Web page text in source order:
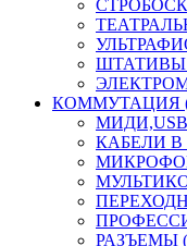
ШТАТИВЫ
КОММУТАЦИЯ
КАБЕЛИ В
РАЗЪЕМЫ